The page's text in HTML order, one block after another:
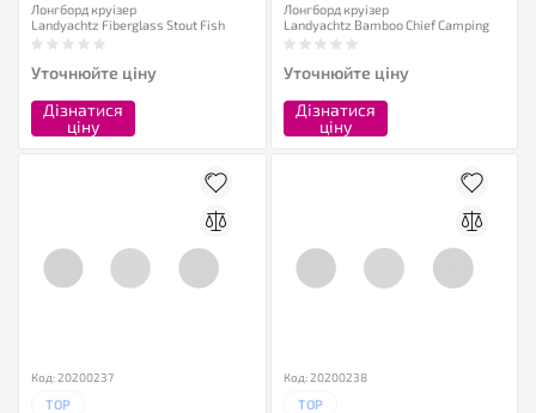
Лонгборд круізер
Landyachtz Fiberglass Stout Fish
Уточнюйте ціну
Дізнатися
ціну
Лонгборд круізер
Landyachtz Bamboo Chief Camping
Уточнюйте ціну
Дізнатися
ціну
Код: 20200237
TOP
Код: 20200238
TOP